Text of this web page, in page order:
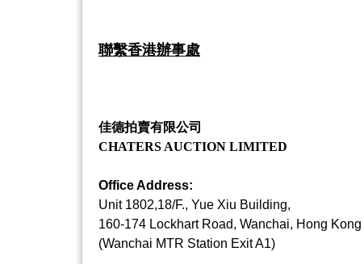
聯繫香港辦事處
佳德拍賣有限公司
CHATERS AUCTION LIMITED
Office Address:
Unit 1802,18/F., Yue Xiu Building,
160-174 Lockhart Road, Wanchai, Hong Kong
(Wanchai MTR Station Exit A1)